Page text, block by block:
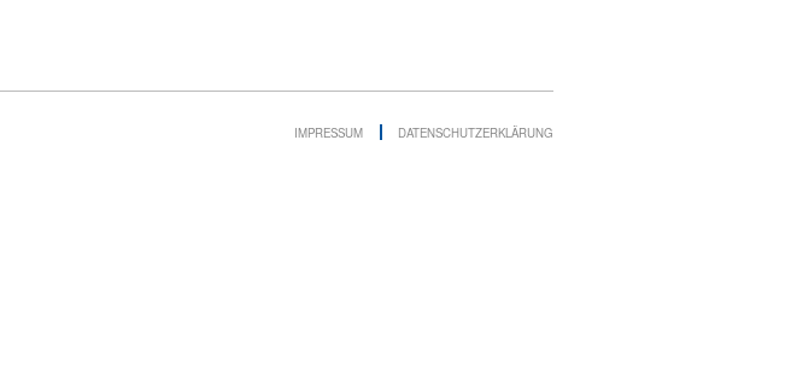
IMPRESSUM DATENSCHUTZERKLÄRUNG